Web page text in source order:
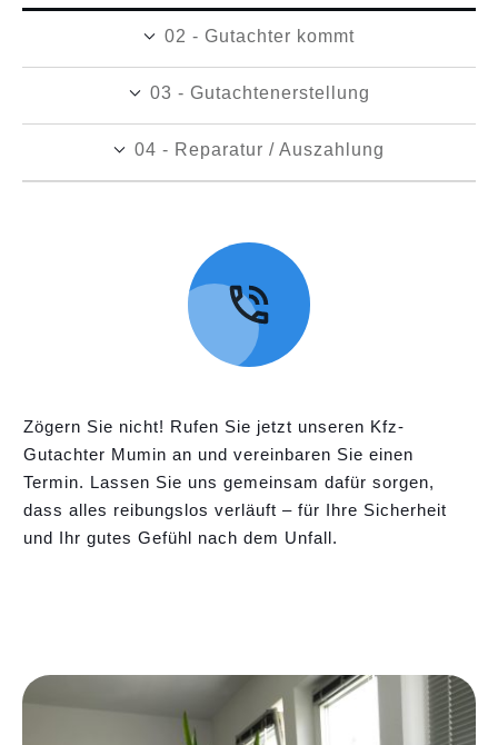
02 - Gutachter kommt
03 - Gutachtenerstellung
04 - Reparatur / Auszahlung
Zögern Sie nicht! Rufen Sie jetzt unseren Kfz-
Gutachter Mumin an und vereinbaren Sie einen
Termin. Lassen Sie uns gemeinsam dafür sorgen,
dass alles reibungslos verläuft – für Ihre Sicherheit
und Ihr gutes Gefühl nach dem Unfall.